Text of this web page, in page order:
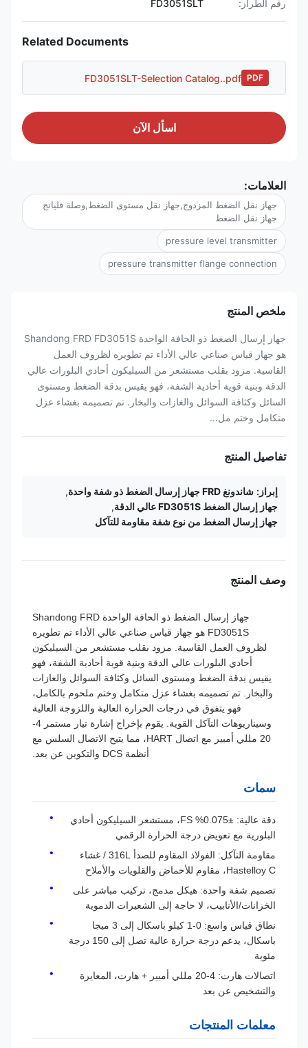
رقم الطراز:
FD3051SLT
Related Documents
FD3051SLT-Selection Catalog..pdf
اسأل الآن
العلامات:
جهاز نقل الضغط المزدوج,جهاز نقل مستوى الضغط,وصلة فليانج
جهاز نقل الضغط
pressure level transmitter
pressure transmitter flange connection
ملخص المنتج
جهاز إرسال الضغط ذو الحافة الواحدة Shandong FRD FD3051S
هو جهاز قياس صناعي عالي الأداء تم تطويره لظروف العمل
القاسية. مزود بقلب مستشعر من السيليكون أحادي البلورات عالي
الدقة وبنية قوية أحادية الشفة، فهو يقيس بدقة الضغط ومستوى
السائل وكثافة السوائل والغازات والبخار. تم تصميمه بغشاء عزل
متكامل وختم مل...
تفاصيل المنتج
شاندونغ FRD جهاز إرسال الضغط ذو شفة واحدة
,
جهاز إرسال الضغط FD3051S عالي الدقة
,
جهاز إرسال الضغط من نوع شفة مقاومة للتآكل
وصف المنتج
جهاز إرسال الضغط ذو الحافة الواحدة Shandong FRD
FD3051S هو جهاز قياس صناعي عالي الأداء تم تطويره
لظروف العمل القاسية. مزود بقلب مستشعر من السيليكون
أحادي البلورات عالي الدقة وبنية قوية أحادية الشفة، فهو
يقيس بدقة الضغط ومستوى السائل وكثافة السوائل والغازات
والبخار. تم تصميمه بغشاء عزل متكامل وختم ملحوم بالكامل،
فهو يتفوق في درجات الحرارة العالية واللزوجة العالية
وسيناريوهات التآكل القوية. يقوم بإخراج إشارة تيار مستمر 4-
20 مللي أمبير مع اتصال HART، مما يتيح الاتصال السلس مع
أنظمة DCS والتكوين عن بعد.
سمات
دقة عالية: ±0.075% FS، مستشعر السيليكون أحادي
البلورية مع تعويض درجة الحرارة الرقمي
مقاومة التآكل: الفولاذ المقاوم للصدأ 316L / غشاء
Hastelloy C، مقاوم للأحماض والقلويات والأملاح
تصميم شفة واحدة: هيكل مدمج، تركيب مباشر على
الخزانات/الأنابيب، لا حاجة إلى الشعيرات الدموية
نطاق قياس واسع: 0-1 كيلو باسكال إلى 3 ميجا
باسكال، يدعم درجة حرارة عالية تصل إلى 150 درجة
اتصالات هارت: 4-20 مللي أمبير + هارت، المعايرة
والتشخيص عن بعد
معلمات المنتجات